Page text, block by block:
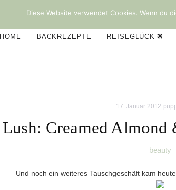
HOME BACKREZEPTE REISEGLÜCK
17. Januar 2012
Lush: Creamed Almond
beauty
Und noch ein weiteres Tauschgeschäft kam
Diese Website verwendet Cookies. Wenn du